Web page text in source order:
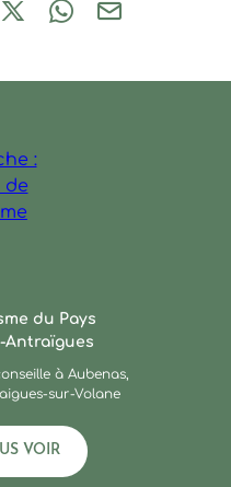
sur Facebook
Partager sur X / Twitter
Partager sur
Partager par
du Pays
Antraïgues
à Aubenas,
sur-Volane
VOIR